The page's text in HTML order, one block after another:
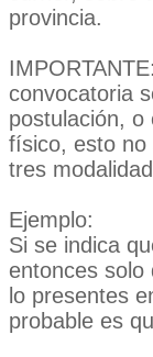
provincia.
convocatoria
postulación,
físico, esto no
tres
Ejemplo:
Si se indica
entonces
lo presentes
probable es